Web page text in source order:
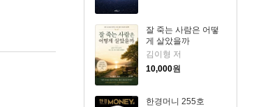
잘 죽는 사람은 어떻
게 살았을까
김이형 저
10,000원
한경머니 255호